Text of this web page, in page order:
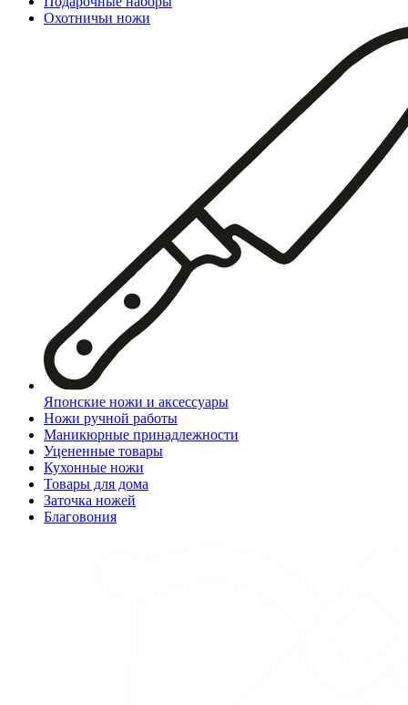
Охотничьи ножи
Японские ножи и аксессуары
Ножи ручной работы
Маникюрные принадлежности
Уцененные товары
Кухонные ножи
Товары для дома
Заточка ножей
Благовония